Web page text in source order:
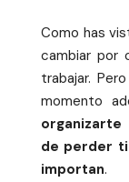
Como has
cambiar por
trabajar.
momento
de perder
importan.